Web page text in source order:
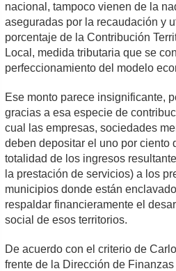
nacional, tampoco vienen de la
aseguradas por la recaudación y
porcentaje de la Contribución
Local, medida tributaria que se
perfeccionamiento del modelo
Ese monto parece insignificante,
gracias a esa especie de
cual las empresas, sociedades
deben depositar el uno por ciento
totalidad de los ingresos
la prestación de servicios) a los
municipios donde están
respaldar financieramente el
social de esos territorios.
De acuerdo con el criterio de
frente de la Dirección de